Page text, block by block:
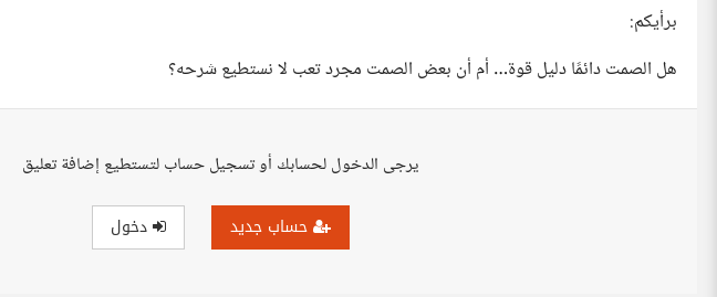
برأيكم:
هل الصمت دائمًا دليل قوة… أم أن بعض الصمت مجرد تعب لا نستطيع شرحه؟
يرجى الدخول لحسابك أو تسجيل حساب لتستطيع إضافة تعليق
حساب جديد دخول